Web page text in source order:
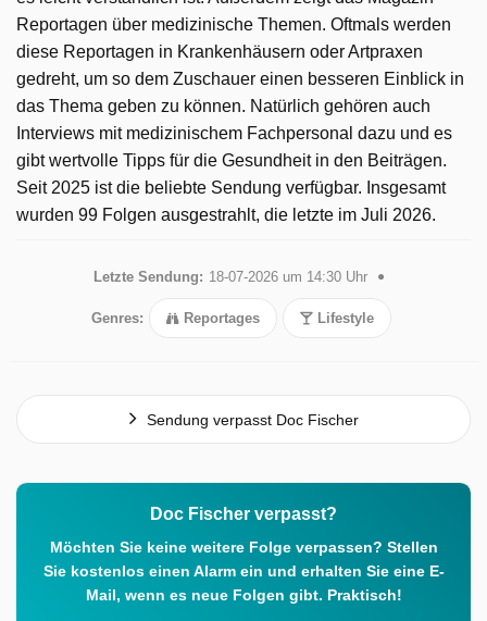
Reportagen über medizinische Themen. Oftmals werden
diese Reportagen in Krankenhäusern oder Artpraxen
gedreht, um so dem Zuschauer einen besseren Einblick in
das Thema geben zu können. Natürlich gehören auch
Interviews mit medizinischem Fachpersonal dazu und es
gibt wertvolle Tipps für die Gesundheit in den Beiträgen.
Seit 2025 ist die beliebte Sendung verfügbar. Insgesamt
wurden 99 Folgen ausgestrahlt, die letzte im Juli 2026.
Letzte Sendung: 18-07-2026 um 14:30 Uhr
Genres: Reportages Lifestyle
Sendung verpasst Doc Fischer
Doc Fischer verpasst?
Möchten Sie keine weitere Folge verpassen? Stellen
Sie kostenlos einen Alarm ein und erhalten Sie eine E-
Mail, wenn es neue Folgen gibt. Praktisch!